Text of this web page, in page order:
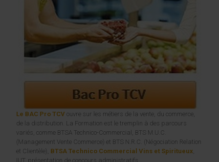
Le BAC Pro TCV ouvre sur les métiers de la vente, du commerce,
de la distribution. La Formation est le tremplin à des parcours
variés, comme BTSA Technico-Commercial, BTS M.U.C.
(Management Vente Commerce) et BTS N.R.C. (Négociation Relation
et Clientèle), BTSA Technico Commercial Vins et Spiritueux,
IUT, présentation de concours administratifs...